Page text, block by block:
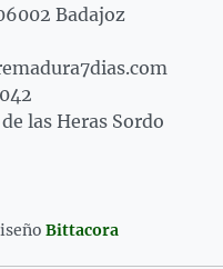
Badajoz
las Heras Sordo
Bittacora